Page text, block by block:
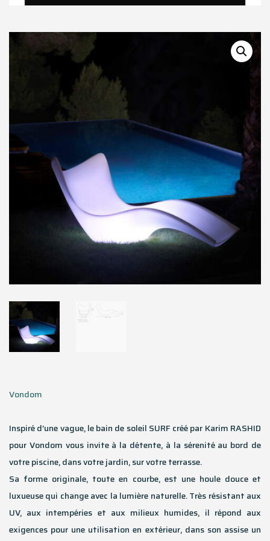
Vondom
Inspiré d’une vague, le bain de soleil SURF créé par Karim RASHID
pour Vondom vous invite à la détente, à la sérenité au bord de
votre piscine, dans votre jardin, sur votre terrasse.
Sa forme originale, toute en courbe, est une houle douce et
luxueuse qui change avec la lumière naturelle. Très résistant aux
UV, aux intempéries et aux milieux humides, il répond aux
exigences pour une utilisation en extérieur, dans son assise un